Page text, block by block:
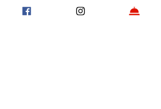
glucosa y bicarbonato de sodio. Esta
receta no contiene conservantes y el